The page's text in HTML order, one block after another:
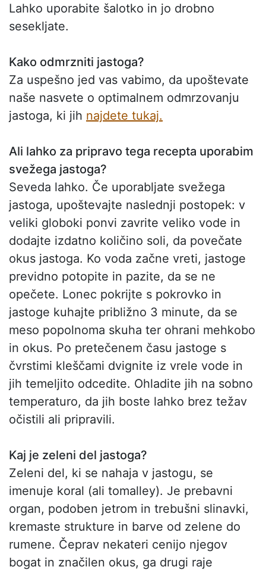
Lahko uporabite šalotko in jo drobno
sesekljate.
Kako odmrzniti jastoga?
Za uspešno jed vas vabimo, da upoštevate
naše nasvete o optimalnem odmrzovanju
jastoga, ki jih najdete tukaj.
Ali lahko za pripravo tega recepta uporabim
svežega jastoga?
Seveda lahko. Če uporabljate svežega
jastoga, upoštevajte naslednji postopek: v
veliki globoki ponvi zavrite veliko vode in
dodajte izdatno količino soli, da povečate
okus jastoga. Ko voda začne vreti, jastoge
previdno potopite in pazite, da se ne
opečete. Lonec pokrijte s pokrovko in
jastoge kuhajte približno 3 minute, da se
meso popolnoma skuha ter ohrani mehkobo
in okus. Po pretečenem času jastoge s
čvrstimi kleščami dvignite iz vrele vode in
jih temeljito odcedite. Ohladite jih na sobno
temperaturo, da jih boste lahko brez težav
očistili ali pripravili.
Kaj je zeleni del jastoga?
Zeleni del, ki se nahaja v jastogu, se
imenuje koral (ali tomalley). Je prebavni
organ, podoben jetrom in trebušni slinavki,
kremaste strukture in barve od zelene do
rumene. Čeprav nekateri cenijo njegov
bogat in značilen okus, ga drugi raje